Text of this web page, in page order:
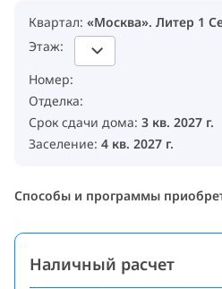
Квартал: «Москва». Литер 1
Этаж:
Номер:
Отделка:
Срок сдачи дома: 3 кв. 2027 г.
Заселение: 4 кв. 2027 г.
Способы и программы
Наличный расчет